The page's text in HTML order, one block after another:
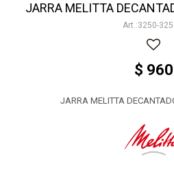
JARRA MELITTA
3250-
$ 960
JARRA MELITTA